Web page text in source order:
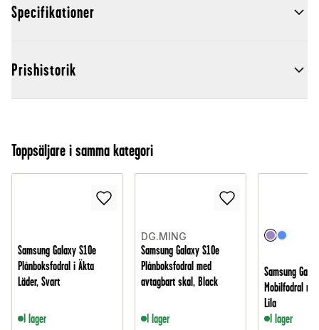
Specifikationer
Prishistorik
Toppsäljare i samma kategori
Samsung Galaxy S10e
Plånboksfodral i Äkta
Läder, Svart
I lager
DG.MING
Samsung Galaxy S10e
Plånboksfodral med
avtagbart skal, Black
I lager
Samsung
Mobilfodral
Lila
I lager